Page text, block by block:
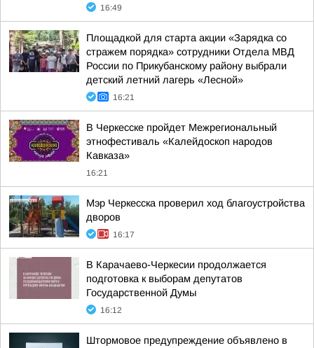
16:49
Площадкой для старта акции «Зарядка со
стражем порядка» сотрудники Отдела МВД
России по Прикубанскому району выбрали
детский летний лагерь «Лесной»
16:21
В Черкесске пройдет Межрегиональный
этнофестиваль «Калейдоскоп народов
Кавказа»
16:21
Мэр Черкесска проверил ход благоустройства
дворов
16:17
В Карачаево-Черкесии продолжается
подготовка к выборам депутатов
Государственной Думы
16:12
Штормовое предупреждение объявлено в